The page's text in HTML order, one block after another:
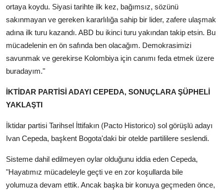
ortaya koydu. Siyasi tarihte ilk kez, bağımsız, sözünü
sakınmayan ve gereken kararlılığa sahip bir lider, zafere ulaşmak
adına ilk turu kazandı. ABD bu ikinci turu yakından takip etsin. Bu
mücadelenin en ön safında ben olacağım. Demokrasimizi
savunmak ve gerekirse Kolombiya için canımı feda etmek üzere
buradayım."
İKTİDAR PARTİSİ ADAYI CEPEDA, SONUÇLARA ŞÜPHELİ
YAKLAŞTI
İktidar partisi Tarihsel İttifakın (Pacto Historico) sol görüşlü adayı
Ivan Cepeda, başkent Bogota'daki bir otelde partililere seslendi.
Sisteme dahil edilmeyen oylar olduğunu iddia eden Cepeda,
"Hayatımız mücadeleyle geçti ve en zor koşullarda bile
yolumuza devam ettik. Ancak başka bir konuya geçmeden önce,